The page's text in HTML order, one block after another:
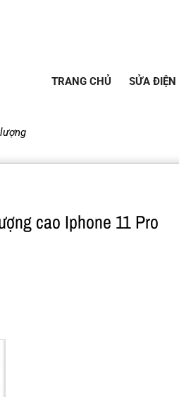
TRANG CHỦ SỬA ĐIỆN
cao Iphone 11 Pro